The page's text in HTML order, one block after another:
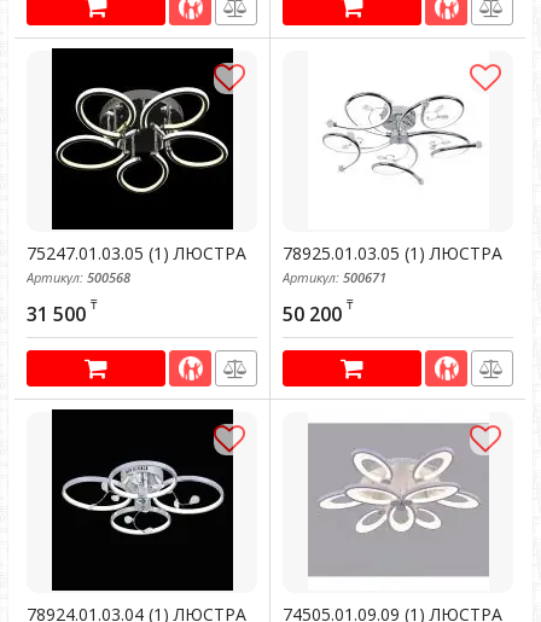
75247.01.03.05 (1) ЛЮСТРА
Артикул: 500568
31 500 ₸
78925.01.03.05 (1) ЛЮСТРА
Артикул: 500671
50 200 ₸
78924.01.03.04 (1) ЛЮСТРА 74505.01.09.09 (1) ЛЮСТРА